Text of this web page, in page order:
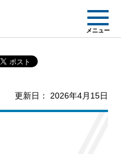
メニュー
更新日： 2026年4月15日